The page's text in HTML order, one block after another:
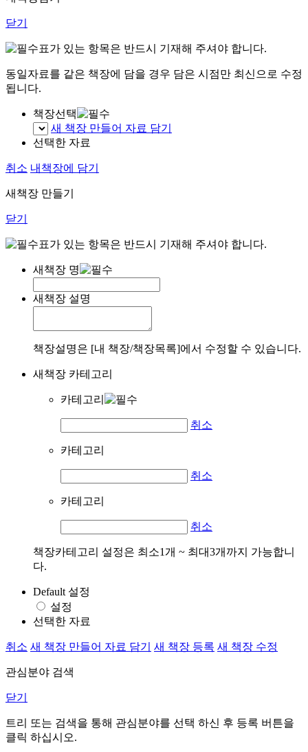
닫기
표가 있는 항목은 반드시 기재해 주셔야 합니다.
동일자료를 같은 책장에 담을 경우 담은 시점만 최신으로 수정
됩니다.
책장선택
새 책장 만들어 자료 담기
선택한 자료
취소 내책장에 담기
새책장 만들기
닫기
표가 있는 항목은 반드시 기재해 주셔야 합니다.
새책장 명
새책장 설명
책장설명은 [내 책장/책장목록]에서 수정할 수 있습니다.
새책장 카테고리
카테고리
취소
카테고리
취소
카테고리
취소
책장카테고리 설정은 최소1개 ~ 최대3개까지 가능합니
다.
Default 설정
설정
선택한 자료
취소 새 책장 만들어 자료 담기 새 책장 등록 새 책장 수정
관심분야 검색
닫기
트리 또는 검색을 통해 관심분야를 선택 하신 후 등록 버튼을
클릭 하십시오.